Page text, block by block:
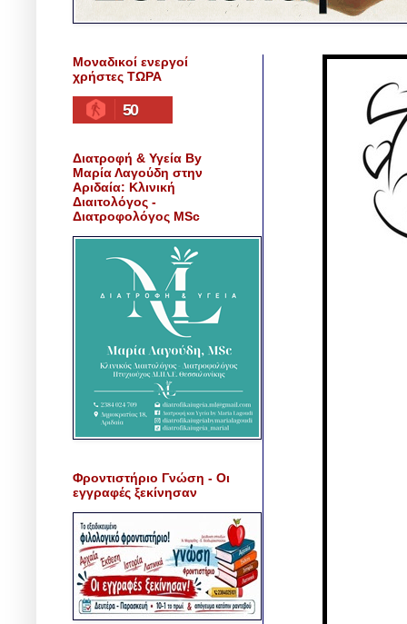
Μοναδικοί ενεργοί
χρήστες ΤΩΡΑ
50
Διατροφή & Υγεία By
Μαρία Λαγούδη στην
Αριδαία: Κλινική
Διαιτολόγος -
Διατροφολόγος MSc
Φροντιστήριο Γνώση - Οι
εγγραφές ξεκίνησαν